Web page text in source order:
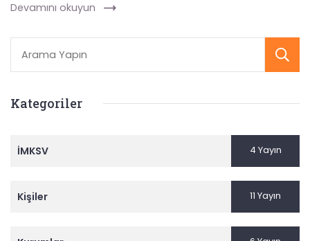
Devamını okuyun
Kategoriler
İMKSV 4 Yayın
Kişiler 11 Yayın